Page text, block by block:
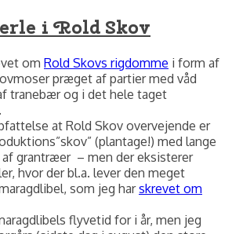
i Rold Skov
om Rold Skovs rigdomme i form af
præget af partier med våd
tranebær og i det hele taget
at Rold Skov overvejende er
(plantage!) med lange
grantræer – men der eksisterer
hvor der bl.a. lever den meget
som jeg harskrevet om
flyvetid for i år, men jeg